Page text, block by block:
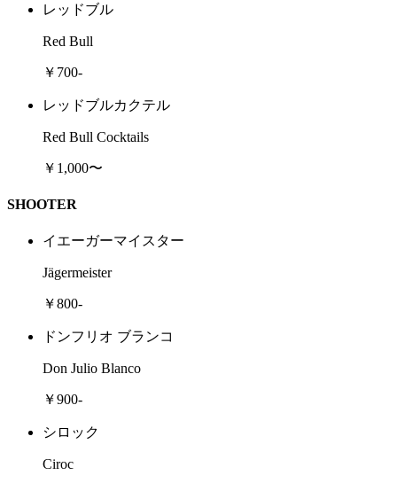
レッドブル
Red Bull
￥700-
レッドブルカクテル
Red Bull Cocktails
￥1,000〜
SHOOTER
イエーガーマイスター
Jägermeister
￥800-
ドンフリオ ブランコ
Don Julio Blanco
￥900-
シロック
Ciroc